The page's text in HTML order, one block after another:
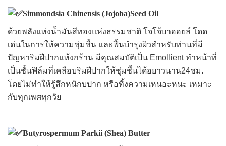
Simmondsia Chinensis (Jojoba)Seed Oil
ด้วยพลังแห่งน้ำมันสีทองแห่งธรรมชาติ โจโจ้บาออยล์ โดด
เด่นในการให้ความชุ่มชื้น และฟื้นบำรุงผิวสำหรับท่านที่มี
ปัญหาริมฝีปากแห้งกร้าน มีคุณสมบัติเป็น Emollient ทำหน้าที่
เป็นชั้นฟิล์มที่เคลือบริมฝีปากให้ชุ่มชื้นได้อยาวนาน24ชม.
โดยไม่ทำให้รู้สึกหนักบปาก หรือทิ้งความเหนอะหนะ เหมาะ
กับทุกเพศทุกวัย
Butyrospermum Parkii (Shea) Butter